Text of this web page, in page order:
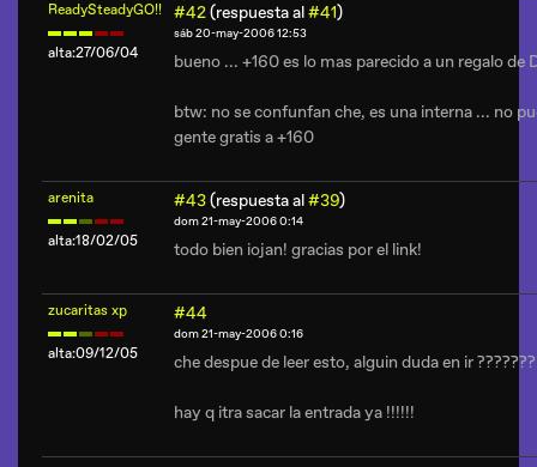
ReadySteadyGO!!
alta:27/06/04
#42(respuesta al#41)
sáb 20-may-2006 12:53
bueno ... +160 es lo mas parecido a un regalo de
btw: no se confunfan che, es una interna ... no
gente gratis a +160
arenita
alta:18/02/05
#43(respuesta al#39)
dom 21-may-2006 0:14
todo bien iojan! gracias por el link!
zucaritas xp
alta:09/12/05
#44
dom 21-may-2006 0:16
che despue de leer esto, alguin duda en ir ???????
hay q itra sacar la entrada ya !!!!!!